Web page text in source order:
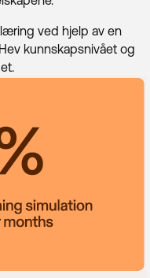
ved hjelp av en
kunnskapsnivået og